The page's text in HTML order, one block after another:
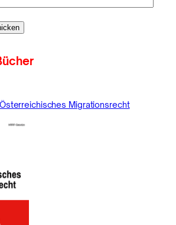
Migrationsrecht